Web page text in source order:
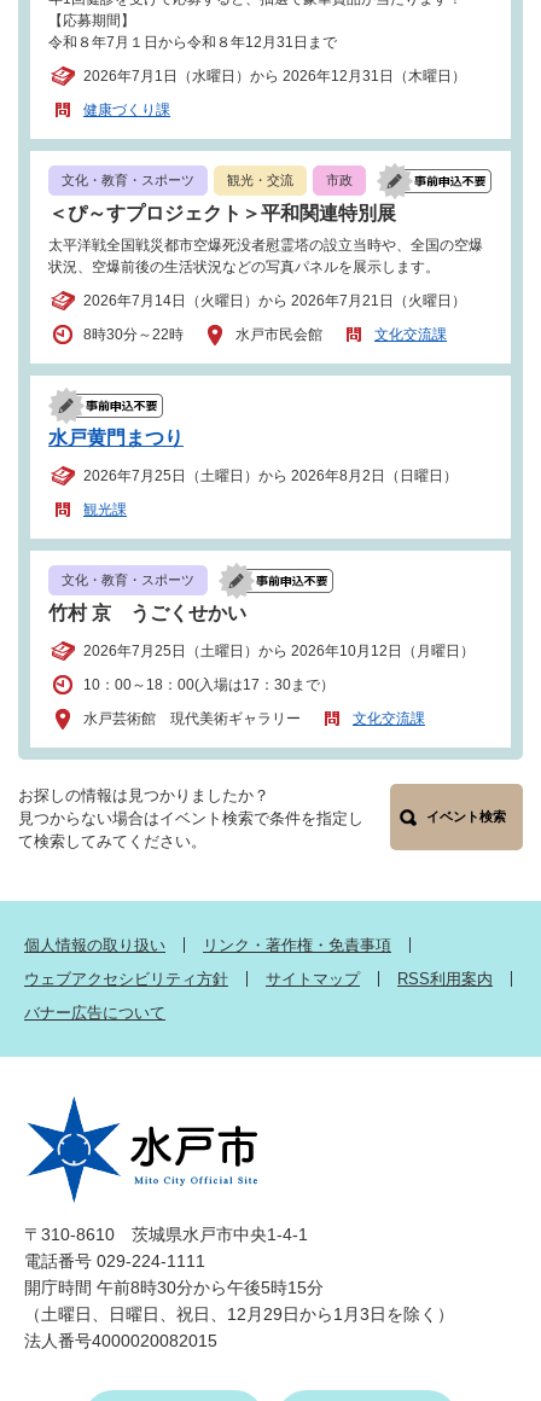
【応募期間】
令和８年7月１日から令和８年12月31日まで
2026年7月1日（水曜日）から 2026年12月31日（木曜日）
健康づくり課
文化・教育・スポーツ 観光・交流 市政
＜ぴ～すプロジェクト＞平和関連特別展
太平洋戦全国戦災都市空爆死没者慰霊塔の設立当時や、全国の空爆
状況、空爆前後の生活状況などの写真パネルを展示します。
2026年7月14日（火曜日）から 2026年7月21日（火曜日）
8時30分～22時
水戸市民会館 文化交流課
水戸黄門まつり
2026年7月25日（土曜日）から 2026年8月2日（日曜日）
観光課
文化・教育・スポーツ
竹村 京 うごくせかい
2026年7月25日（土曜日）から 2026年10月12日（月曜日）
10：00～18：00(入場は17：30まで）
水戸芸術館 現代美術ギャラリー
文化交流課
お探しの情報は見つかりましたか？
見つからない場合はイベント検索で条件を指定し
て検索してみてください。
イベント検索
個人情報の取り扱い
リンク・著作権・免責事項
ウェブアクセシビリティ方針
サイトマップ
RSS利用案内
バナー広告について
〒310-8610 茨城県水戸市中央1-4-1
電話番号 029-224-1111
開庁時間 午前8時30分から午後5時15分
（土曜日、日曜日、祝日、12月29日から1月3日を除く）
法人番号4000020082015